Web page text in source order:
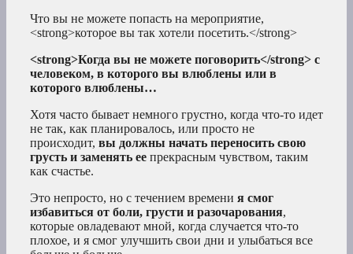
Что вы не можете попасть на мероприятие,
<strong>которое вы так хотели посетить.</strong>
<strong>Когда вы не можете поговорить</strong> с
человеком, в которого вы влюблены или в
которого влюблены…
Хотя часто бывает немного грустно, когда что-то идет
не так, как планировалось, или просто не
происходит, вы должны начать переносить свою
грусть и заменять ее прекрасным чувством, таким
как счастье.
Это непросто, но с течением времени я смог
избавиться от боли, грусти и разочарования,
которые овладевают мной, когда случается что-то
плохое, и я смог улучшить свои дни и улыбаться все